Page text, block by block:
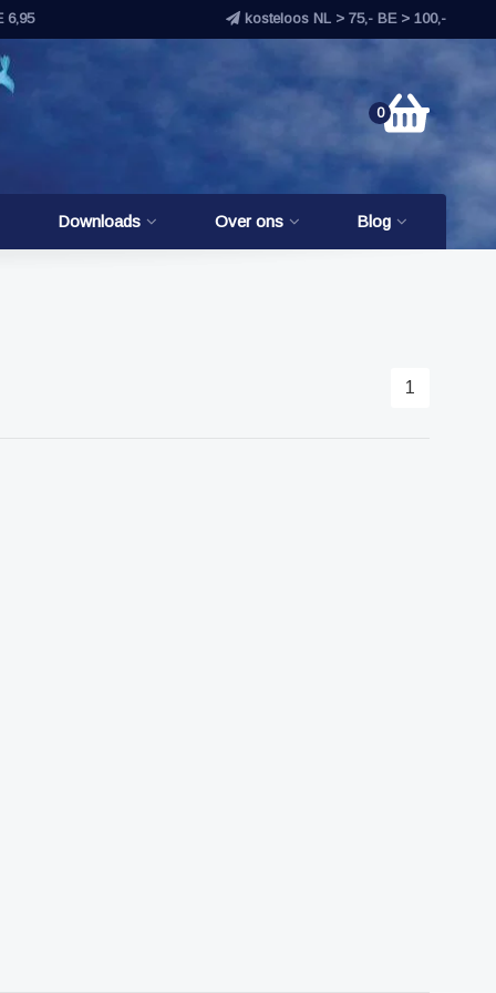
6,95 kosteloos NL > 75,- BE > 100,-
0
Downloads Over ons Blog
1